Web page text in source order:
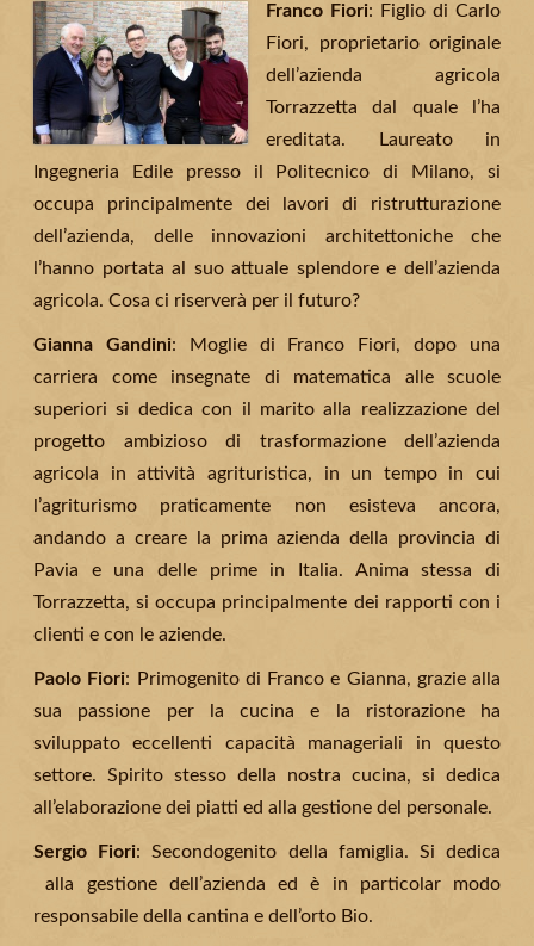
Franco Fiori: Figlio di Carlo
Fiori, proprietario originale
dell’azienda agricola
Torrazzetta dal quale l’ha
ereditata. Laureato in
Ingegneria Edile presso il Politecnico di Milano, si
occupa principalmente dei lavori di ristrutturazione
dell’azienda, delle innovazioni architettoniche che
l’hanno portata al suo attuale splendore e dell’azienda
agricola. Cosa ci riserverà per il futuro?
Gianna Gandini: Moglie di Franco Fiori, dopo una
carriera come insegnate di matematica alle scuole
superiori si dedica con il marito alla realizzazione del
progetto ambizioso di trasformazione dell’azienda
agricola in attività agrituristica, in un tempo in cui
l’agriturismo praticamente non esisteva ancora,
andando a creare la prima azienda della provincia di
Pavia e una delle prime in Italia. Anima stessa di
Torrazzetta, si occupa principalmente dei rapporti con i
clienti e con le aziende.
Paolo Fiori: Primogenito di Franco e Gianna, grazie alla
sua passione per la cucina e la ristorazione ha
sviluppato eccellenti capacità manageriali in questo
settore. Spirito stesso della nostra cucina, si dedica
all’elaborazione dei piatti ed alla gestione del personale.
Sergio Fiori: Secondogenito della famiglia. Si dedica
alla gestione dell’azienda ed è in particolar modo
responsabile della cantina e dell’orto Bio.